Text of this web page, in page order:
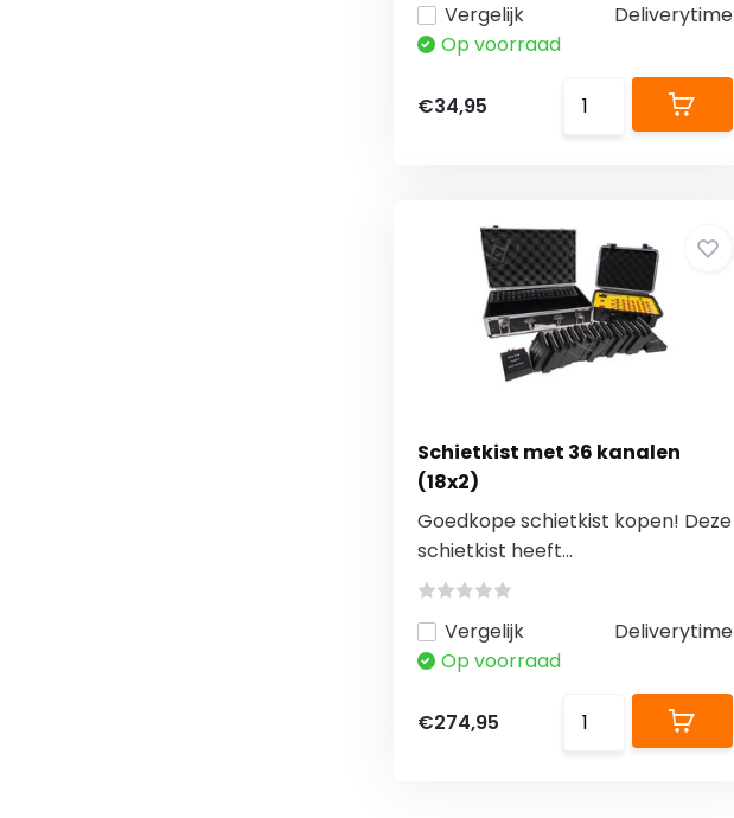
Vergelijk
Deliverytime
Op voorraad
€34,95
Schietkist met 36 kanalen
(18x2)
Goedkope schietkist kopen! Deze
schietkist heeft...
Vergelijk
Deliverytime
Op voorraad
€274,95